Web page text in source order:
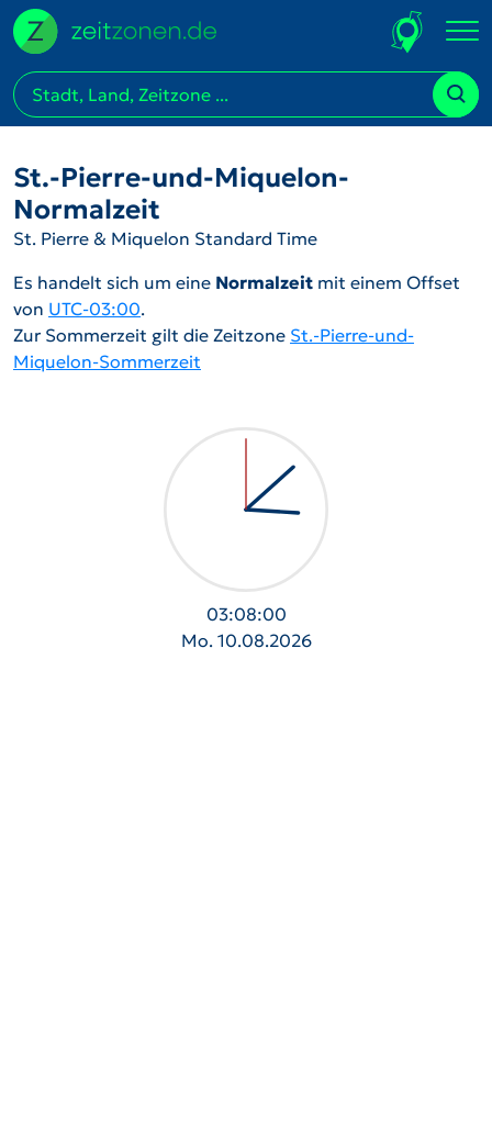
St.-Pierre-und-Miquelon-
Normalzeit
St. Pierre & Miquelon Standard Time
Es handelt sich um eine Normalzeit mit einem Offset
von UTC-03:00.
Zur Sommerzeit gilt die Zeitzone St.-Pierre-und-
Miquelon-Sommerzeit
03:08:00
Mo. 10.08.2026